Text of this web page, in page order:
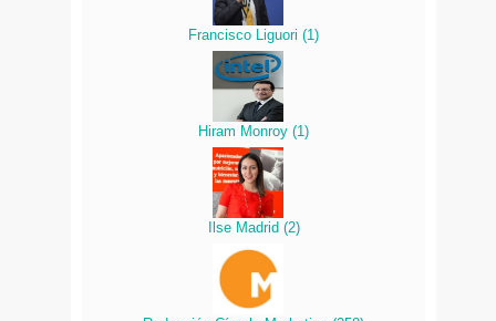
Francisco Liguori (1)
Hiram Monroy (1 )
Ilse Madrid (2)